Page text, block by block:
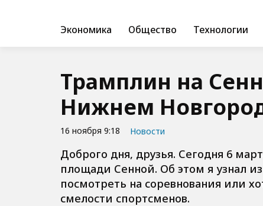
Экономика Общество Технологии
Трамплин на
Нижнем
16 ноября 9:18 Новости
Доброго дня, друзья. Сегодня 6
площади Сенной. Об этом я узнал
посмотреть на соревнования или
смелости спортсменов.